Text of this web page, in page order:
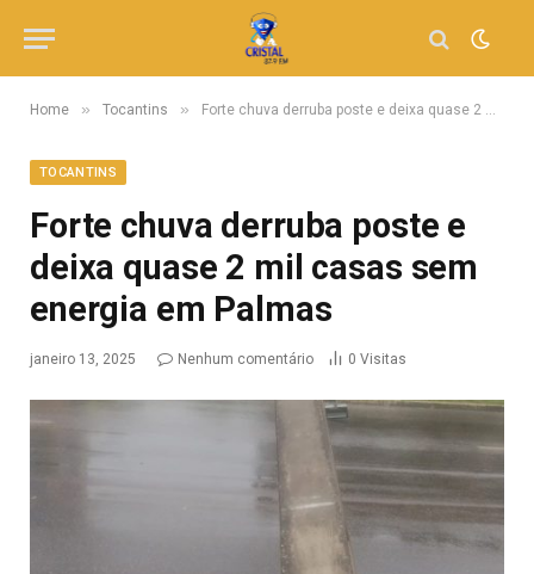
Home » Tocantins » Forte chuva derruba poste e deixa quase 2 mil casas sem energia em Palmas
TOCANTINS
Forte chuva derruba poste e
deixa quase 2 mil casas sem
energia em Palmas
janeiro 13, 2025 Nenhum comentário 0 Visitas